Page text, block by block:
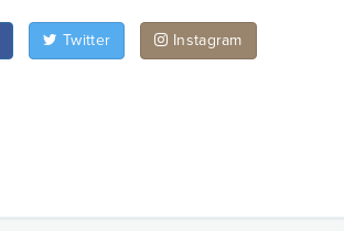
Twitter Instagram